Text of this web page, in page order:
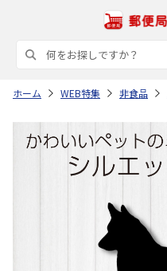
ホーム WEB特集 非食品